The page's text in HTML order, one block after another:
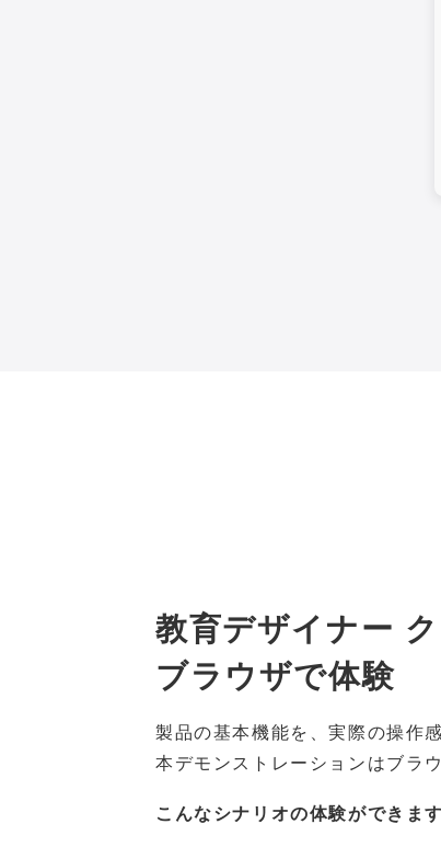
教育デザイナー
ブラウザで体験
製品の基本機能を、実際の操作
本デモンストレーションはブラ
こんなシナリオの体験ができます